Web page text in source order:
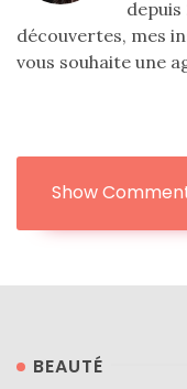
depuis
découvertes, mes
vous souhaite une
Show
BEAUTÉ